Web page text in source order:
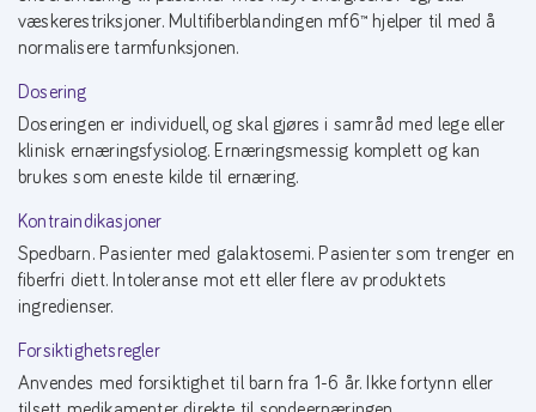
væskerestriksjoner. Multifiberblandingen mf6™ hjelper til med å
normalisere tarmfunksjonen.
Dosering
Doseringen er individuell, og skal gjøres i samråd med lege eller
klinisk ernæringsfysiolog. Ernæringsmessig komplett og kan
brukes som eneste kilde til ernæring.
Kontraindikasjoner
Spedbarn. Pasienter med galaktosemi. Pasienter som trenger en
fiberfri diett. Intoleranse mot ett eller flere av produktets
ingredienser.
Forsiktighetsregler
Anvendes med forsiktighet til barn fra 1-6 år. Ikke fortynn eller